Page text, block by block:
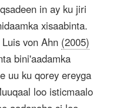
in ay ku jiri
xisaabinta.
von Ahn (2005)
bini'aadamka
uu ku qorey ereyga
loo isticmaalo